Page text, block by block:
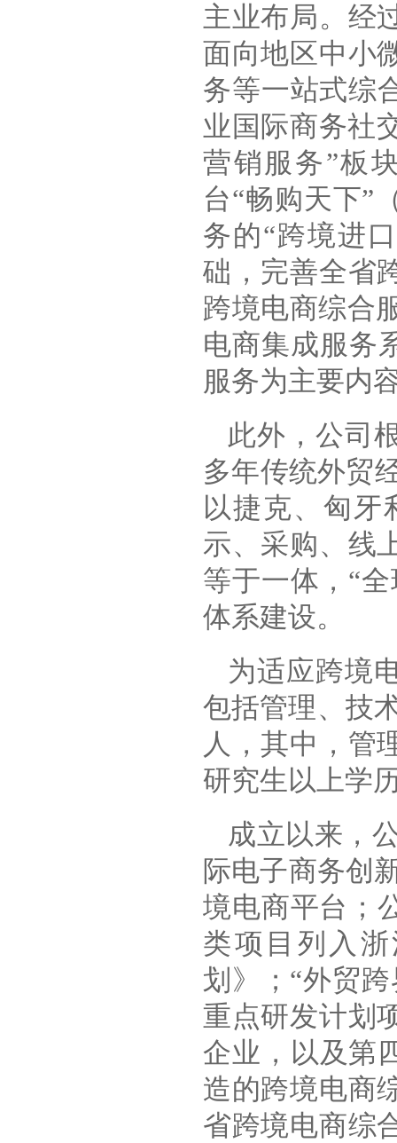
主业布局。经
面向地区中小
务等一站式综
业国际商务社
营销服务”板
台“畅购天下”
务的“跨境进
础，完善全省
跨境电商综合
电商集成服务
服务为主要内
此外，公司
多年传统外贸
以捷克、匈牙
示、采购、线
等于一体，“
体系建设。
为适应跨境
包括管理、技
人，其中，管
研究生以上学
成立以来，
际电子商务创
境电商平台；
类项目列入
划》；“外贸
重点研发计划
企业，以及第
造的跨境电商
省跨境电商综